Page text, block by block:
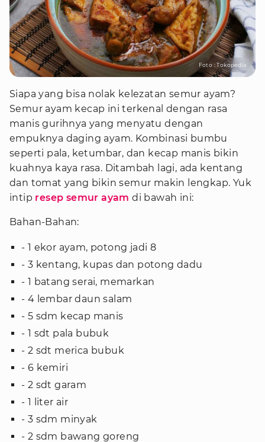
Foto : Tokopedia
Siapa yang bisa nolak kelezatan semur ayam?
Semur ayam kecap ini terkenal dengan rasa
manis gurihnya yang menyatu dengan
empuknya daging ayam. Kombinasi bumbu
seperti pala, ketumbar, dan kecap manis bikin
kuahnya kaya rasa. Ditambah lagi, ada kentang
dan tomat yang bikin semur makin lengkap. Yuk
intip resep semur ayamdi bawah ini:
Bahan-Bahan:
- 1 ekor ayam, potong jadi 8
- 3 kentang, kupas dan potong dadu
- 1 batang serai, memarkan
- 4 lembar daun salam
- 5 sdm kecap manis
- 1 sdt pala bubuk
- 2 sdt merica bubuk
- 6 kemiri
- 2 sdt garam
- 1 liter air
- 3 sdm minyak
- 2 sdm bawang goreng